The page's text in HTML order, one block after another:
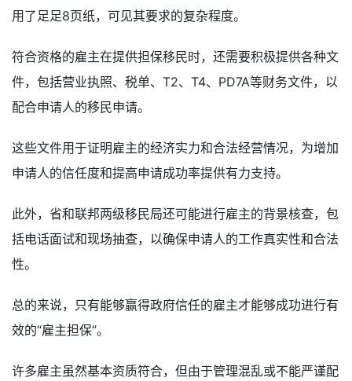
用了足足8页纸，可见其要求的复杂程度。
符合资格的雇主在提供担保移民时，还需要积极提供各种文
件，包括营业执照、税单、T2、T4、PD7A等财务文件，以
配合申请人的移民申请。
这些文件用于证明雇主的经济实力和合法经营情况，为增加
申请人的信任度和提高申请成功率提供有力支持。
此外，省和联邦两级移民局还可能进行雇主的背景核查，包
括电话面试和现场抽查，以确保申请人的工作真实性和合法
性。
总的来说，只有能够赢得政府信任的雇主才能够成功进行有
效的“雇主担保”。
许多雇主虽然基本资质符合，但由于管理混乱或不能严谨配